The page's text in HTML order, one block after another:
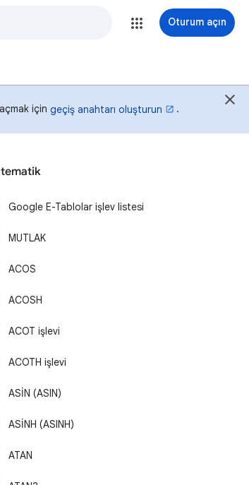
Oturum açın
için geçiş anahtarı oluşturun .
Google E-Tablolar işlev listesi
MUTLAK
ACOS
ACOSH
ACOT işlevi
ACOTH işlevi
ASİN (ASIN)
ASİNH (ASINH)
ATAN